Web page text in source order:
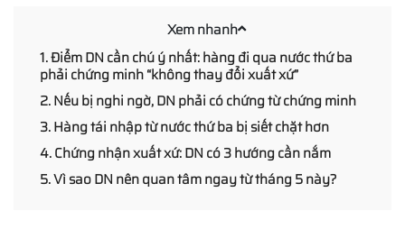
Xem nhanh
1. Điểm DN cần chú ý nhất: hàng đi qua nước thứ ba
phải chứng minh “không thay đổi xuất xứ”
2. Nếu bị nghi ngờ, DN phải có chứng từ chứng minh
3. Hàng tái nhập từ nước thứ ba bị siết chặt hơn
4. Chứng nhận xuất xứ: DN có 3 hướng cần nắm
5. Vì sao DN nên quan tâm ngay từ tháng 5 này?